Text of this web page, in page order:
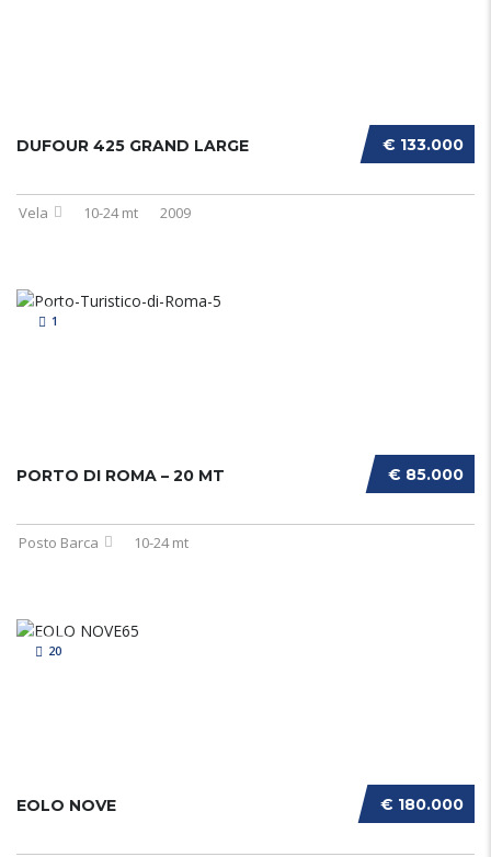
€ 133.000
DUFOUR 425 GRAND LARGE
Vela 10-24 mt 2009
1
€ 85.000
PORTO DI ROMA – 20 MT
Posto Barca 10-24 mt
20
€ 180.000
EOLO NOVE